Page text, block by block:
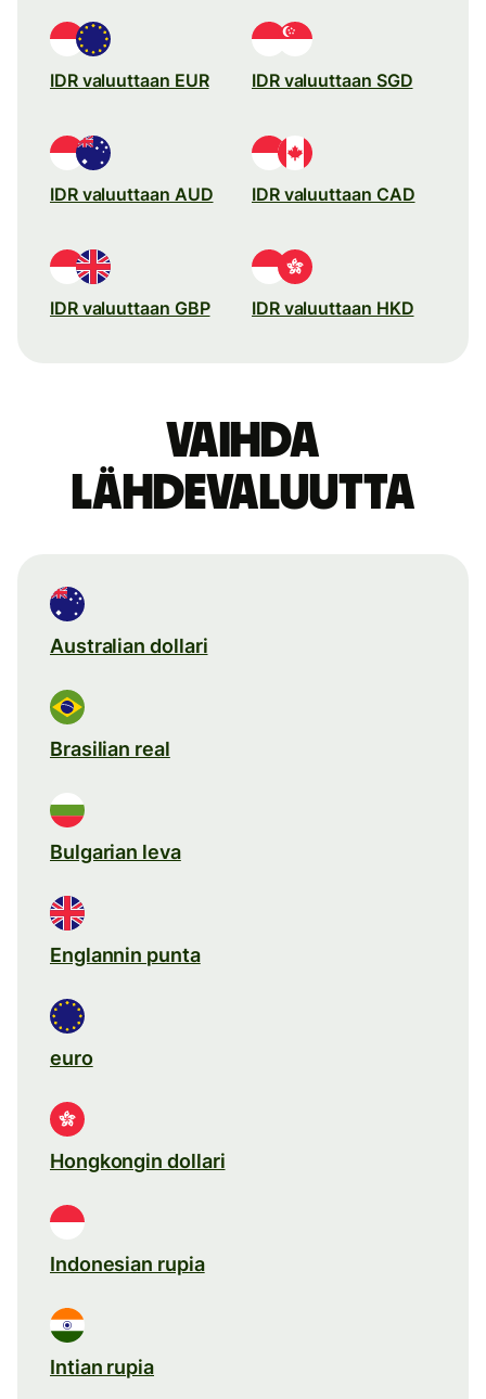
IDR valuuttaan EUR IDR valuuttaan SGD
IDR valuuttaan AUD IDR valuuttaan CAD
IDR valuuttaan GBP IDR valuuttaan HKD
Vaihda
lähdevaluutta
Australian dollari
Brasilian real
Bulgarian leva
Englannin punta
euro
Hongkongin dollari
Indonesian rupia
Intian rupia